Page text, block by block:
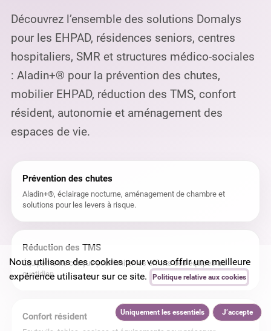
Découvrez l’ensemble des solutions Domalys
pour les EHPAD, résidences seniors, centres
hospitaliers, SMR et structures médico-sociales
: Aladin+® pour la prévention des chutes,
mobilier EHPAD, réduction des TMS, confort
résident, autonomie et aménagement des
espaces de vie.
Prévention des chutes
Aladin+®, éclairage nocturne, aménagement de chambre et
solutions pour les levers à risque.
Réduction des TMS
Équipements conçus pour limiter les efforts des équipes au
quotidien.
Confort résident
Nous utilisons des cookies pour vous offrir une meilleure
expérience utilisateur sur ce site.
Politique relative aux cookies
Uniquement les essentiels J’accepte